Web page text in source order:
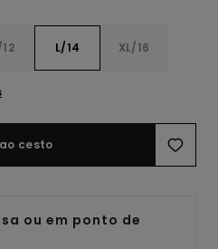
L/14 XL/16
cesto
ou em ponto de